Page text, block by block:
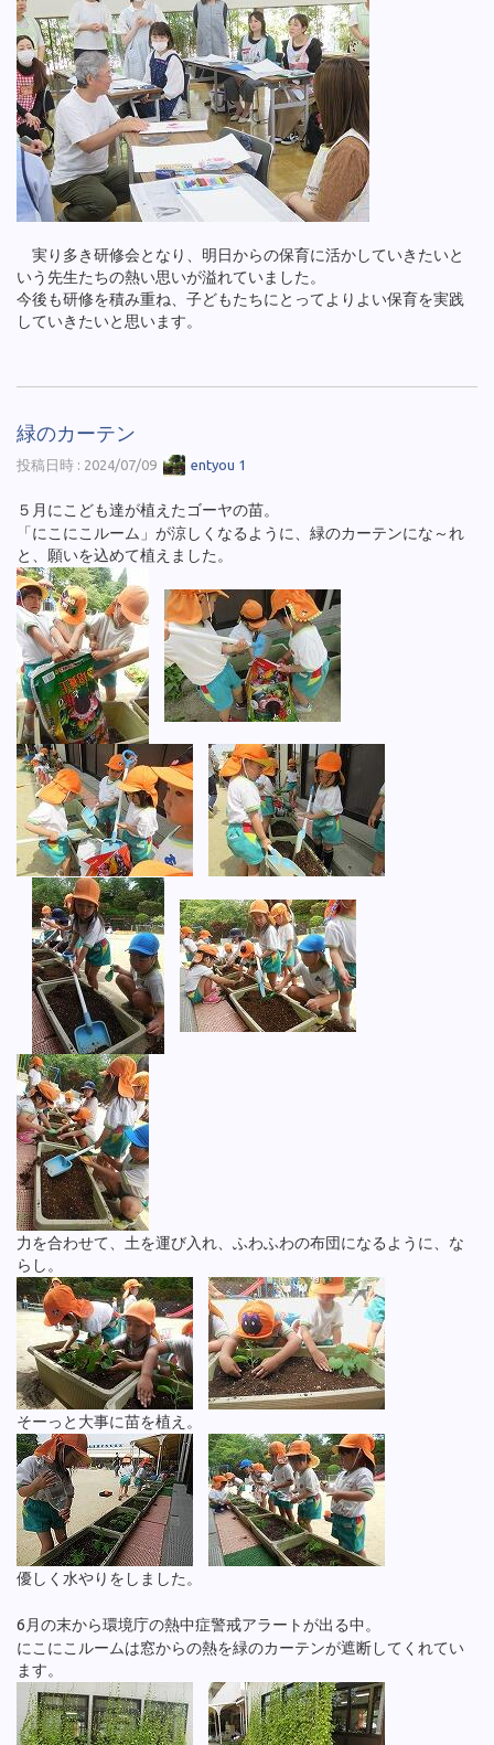
実り多き研修会となり、明日からの保育に活かしていきたいと
いう先生たちの熱い思いが溢れていました。
今後も研修を積み重ね、子どもたちにとってよりよい保育を実践
していきたいと思います。
緑のカーテン
投稿日時 : 2024/07/09 entyou 1
５月にこども達が植えたゴーヤの苗。
「にこにこルーム」が涼しくなるように、緑のカーテンにな～れ
と、願いを込めて植えました。
力を合わせて、土を運び入れ、ふわふわの布団になるように、な
らし。
そーっと大事に苗を植え。
優しく水やりをしました。
6月の末から環境庁の熱中症警戒アラートが出る中。
にこにこルームは窓からの熱を緑のカーテンが遮断してくれてい
ます。